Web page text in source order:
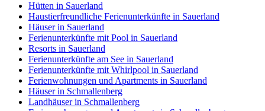
Hütten in Sauerland
Haustierfreundliche Ferienunterkünfte in Sauerland
Häuser in Sauerland
Ferienunterkünfte mit Pool in Sauerland
Resorts in Sauerland
Ferienunterkünfte am See in Sauerland
Ferienunterkünfte mit Whirlpool in Sauerland
Ferienwohnungen und Apartments in Sauerland
Häuser in Schmallenberg
Landhäuser in Schmallenberg